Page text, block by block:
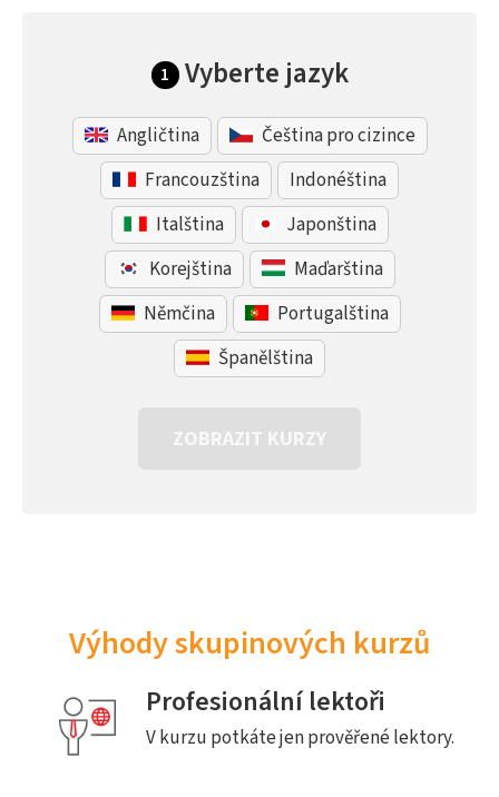
1 Vyberte jazyk
Angličtina
Čeština pro cizince
Francouzština
Indonéština
Italština
Japonština
Korejština
Maďarština
Němčina
Portugalština
Španělština
ZOBRAZIT KURZY
Výhody skupinových kurzů
Profesionální lektoři
V kurzu potkáte jen prověřené lektory.